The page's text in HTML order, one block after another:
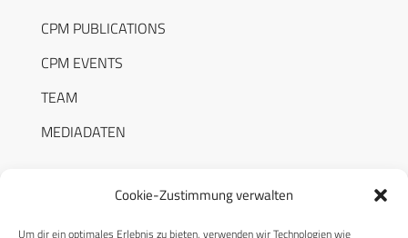
Cookie-Zustimmung verwalten
Um dir ein optimales Erlebnis zu bieten, verwenden wir Technologien wie
CPM PUBLICATIONS
CPM EVENTS
TEAM
MEDIADATEN